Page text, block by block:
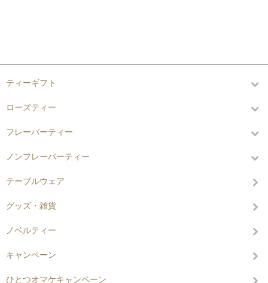
ティーギフト
ローズティー
フレーバーティー
ノンフレーバーティー
テーブルウェア
グッズ・雑貨
ノベルティー
キャンペーン
ひとつオマケキャンペーン